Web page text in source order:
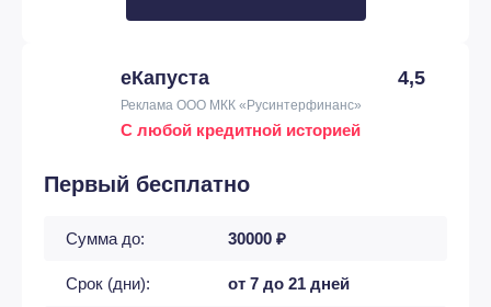
еКапуста 4,5
Реклама ООО МКК «Русинтерфинанс»
С любой кредитной историей
Первый бесплатно
Сумма до: 30000 ₽
Срок (дни): от 7 до 21 дней